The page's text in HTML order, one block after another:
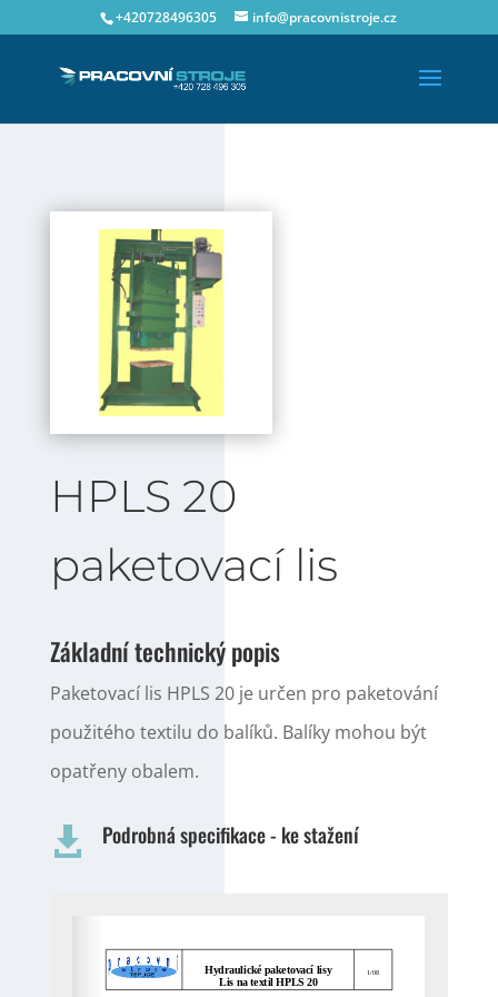
+420728496305 info@pracovnistroje.cz
HPLS 20
paketovací lis
Základní technický popis
Paketovací lis HPLS 20 je určen pro paketování
použitého textilu do balíků. Balíky mohou být
opatřeny obalem.
 Podrobná specifikace - ke stažení